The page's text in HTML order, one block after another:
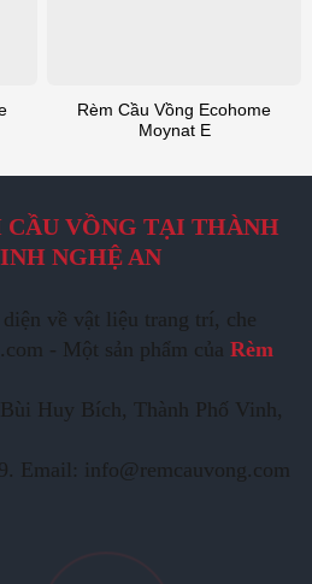
Rèm Cầu Vồng Ecohome
Moynat E
VỒNG TẠI THÀNH
NGHỆ AN
về vật liệu trang trí, che
- Một sản phẩm của Rèm
Huy Bích, Thành Phố Vinh,
Email: info@remcauvong.com